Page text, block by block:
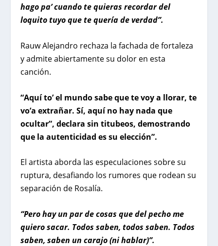
hago pa’ cuando te quieras recordar del
loquito tuyo que te quería de verdad”.
Rauw Alejandro rechaza la fachada de fortaleza
y admite abiertamente su dolor en esta
canción.
“Aquí to’ el mundo sabe que te voy a llorar, te
vo’a extrañar. Sí, aquí no hay nada que
ocultar”, declara sin titubeos, demostrando
que la autenticidad es su elección”.
El artista aborda las especulaciones sobre su
ruptura, desafiando los rumores que rodean su
separación de Rosalía.
“Pero hay un par de cosas que del pecho me
quiero sacar. Todos saben, todos saben. Todos
saben, saben un carajo (ni hablar)”.